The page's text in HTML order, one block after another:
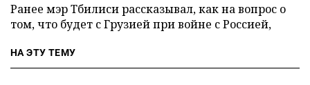
Ранее мэр Тбилиси рассказывал, как на вопрос о
том, что будет с Грузией при войне с Россией,
НА ЭТУ ТЕМУ